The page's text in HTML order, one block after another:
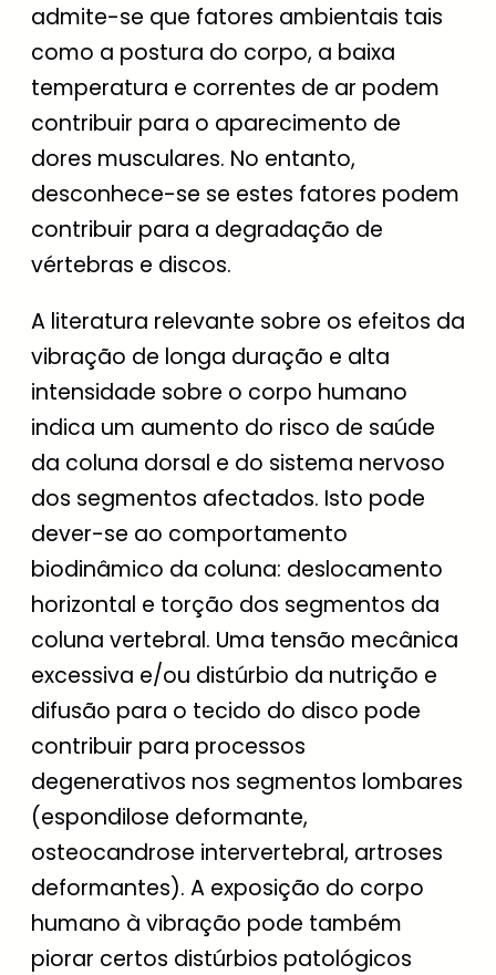
admite-se que fatores ambientais tais
como a postura do corpo, a baixa
temperatura e correntes de ar podem
contribuir para o aparecimento de
dores musculares. No entanto,
desconhece-se se estes fatores podem
contribuir para a degradação de
vértebras e discos.
A literatura relevante sobre os efeitos da
vibração de longa duração e alta
intensidade sobre o corpo humano
indica um aumento do risco de saúde
da coluna dorsal e do sistema nervoso
dos segmentos afectados. Isto pode
dever-se ao comportamento
biodinâmico da coluna: deslocamento
horizontal e torção dos segmentos da
coluna vertebral. Uma tensão mecânica
excessiva e/ou distúrbio da nutrição e
difusão para o tecido do disco pode
contribuir para processos
degenerativos nos segmentos lombares
(espondilose deformante,
osteocandrose intervertebral, artroses
deformantes). A exposição do corpo
humano à vibração pode também
piorar certos distúrbios patológicos